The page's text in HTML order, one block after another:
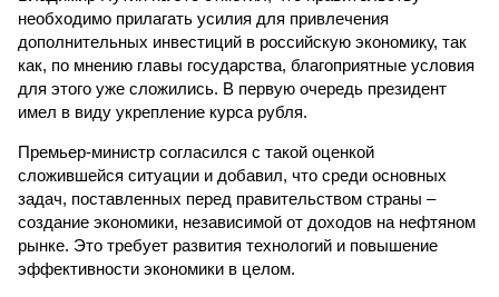
необходимо прилагать усилия для привлечения
дополнительных инвестиций в российскую экономику, так
как, по мнению главы государства, благоприятные условия
для этого уже сложились. В первую очередь президент
имел в виду укрепление курса рубля.
Премьер-министр согласился с такой оценкой
сложившейся ситуации и добавил, что среди основных
задач, поставленных перед правительством страны –
создание экономики, независимой от доходов на нефтяном
рынке. Это требует развития технологий и повышение
эффективности экономики в целом.